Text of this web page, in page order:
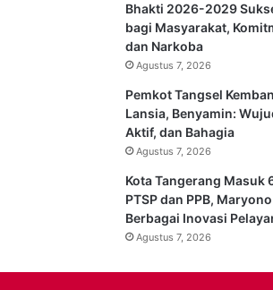
Bhakti 2026-2029
bagi Masyarakat,
dan Narkoba
Agustus 7, 2026
Pemkot Tangsel
Lansia, Benyamin:
Aktif, dan Bahagia
Agustus 7, 2026
Kota Tangerang Masuk
PTSP dan PPB,
Berbagai Inovasi
Agustus 7, 2026